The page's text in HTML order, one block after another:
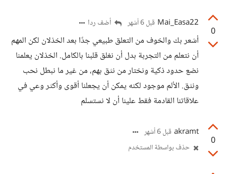
0
Mai_Easa22 قبل 6 أشهر أضف ردا
أشعر بك والخوف من التعلق طبيعي جدًا بعد الخذلان لكن المهم
أن نتعلم من التجربة بدل أن نغلق قلبنا بالكامل. الخذلان يعلمنا
نضع حدود ذكية ونختار من نثق بهم، من غير ما نبطل نحب
ونثق. الألم موجود لكنه يمكن أن يجعلنا أقوى وأكثر وعي في
علاقاتنا القادمة فقط علينا أن لا نستسلم
0
akramt قبل 6 أشهر
حذف بواسطة المستخدم